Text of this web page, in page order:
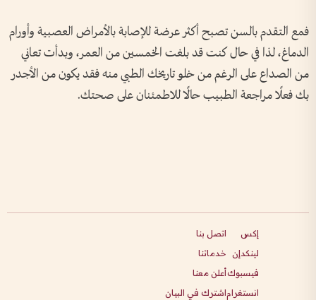
فمع التقدم بالسن تصبح أكثر عرضة للإصابة بالأمراض العصبية وأورام
الدماغ، لذا في حال كنت قد بلغت الخمسين من العمر، وبدأت تعاني
من الصداع على الرغم من خلو تاريخك الطبي منه فقد يكون من الأجدر
بك فعلًا مراجعة الطبيب حالًا للاطمئنان على صحتك.
إكس
لينكدإن
فيسبوك
انستغرام
اتصل بنا
خدماتنا
أعلن معنا
اشترك في البيان